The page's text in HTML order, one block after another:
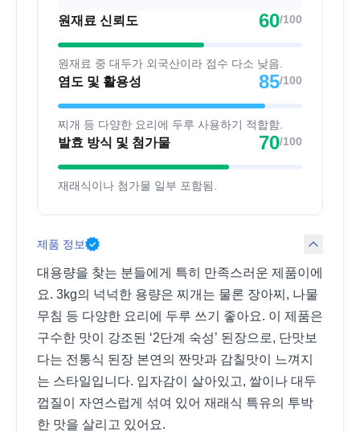
원재료 신뢰도 60/100
원재료 중 대두가 외국산이라 점수 다소 낮음.
염도 및 활용성 85/100
찌개 등 다양한 요리에 두루 사용하기 적합함.
발효 방식 및 첨가물 70/100
재래식이나 첨가물 일부 포함됨.
제품 정보
대용량을 찾는 분들에게 특히 만족스러운 제품이에
요. 3kg의 넉넉한 용량은 찌개는 물론 장아찌, 나물
무침 등 다양한 요리에 두루 쓰기 좋아요. 이 제품은
구수한 맛이 강조된 ‘2단계 숙성’ 된장으로, 단맛보
다는 전통식 된장 본연의 짠맛과 감칠맛이 느껴지
는 스타일입니다. 입자감이 살아있고, 쌀이나 대두
껍질이 자연스럽게 섞여 있어 재래식 특유의 투박
한 맛을 살리고 있어요.